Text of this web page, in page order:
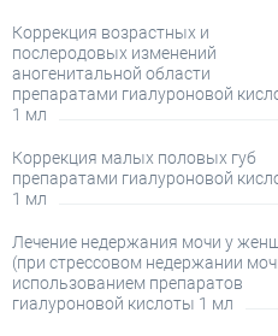
Коррекция возрастных и
послеродовых изменений
аногенитальной области
препаратами гиалуроновой
1 мл
Коррекция малых половых губ
препаратами гиалуроновой
1 мл
Лечение недержания мочи у
(при стрессовом недержании
использованием препаратов
гиалуроновой кислоты 1 мл